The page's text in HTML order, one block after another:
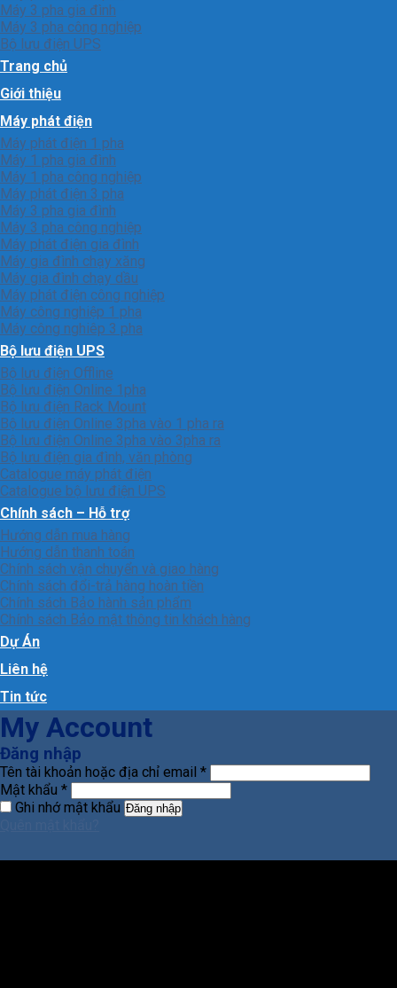
Máy 3 pha gia đình
Máy 3 pha công nghiệp
Bộ lưu điện UPS
Trang chủ
Giới thiệu
Máy phát điện
Máy phát điện 1 pha
Máy 1 pha gia đình
Máy 1 pha công nghiệp
Máy phát điện 3 pha
Máy 3 pha gia đình
Máy 3 pha công nghiệp
Máy phát điện gia đình
Máy gia đình chạy xăng
Máy gia đình chạy dầu
Máy phát điện công nghiệp
Máy công nghiệp 1 pha
Máy công nghiêp 3 pha
Bộ lưu điện UPS
Bộ lưu điện Offline
Bộ lưu điện Online 1pha
Bộ lưu điện Rack Mount
Bộ lưu điện Online 3pha vào 1 pha ra
Bộ lưu điện Online 3pha vào 3pha ra
Bộ lưu điện gia đình, văn phòng
Catalogue máy phát điện
Catalogue bộ lưu điện UPS
Chính sách – Hỗ trợ
Hướng dẫn mua hàng
Hướng dẫn thanh toán
Chính sách vận chuyển và giao hàng
Chính sách đổi-trả hàng hoàn tiền
Chính sách Bảo hành sản phẩm
Chính sách Bảo mật thông tin khách hàng
Dự Án
Liên hệ
Tin tức
My Account
Đăng nhập
Tên tài khoản hoặc địa chỉ email *
Mật khẩu *
Ghi nhớ mật khẩu Đăng nhập